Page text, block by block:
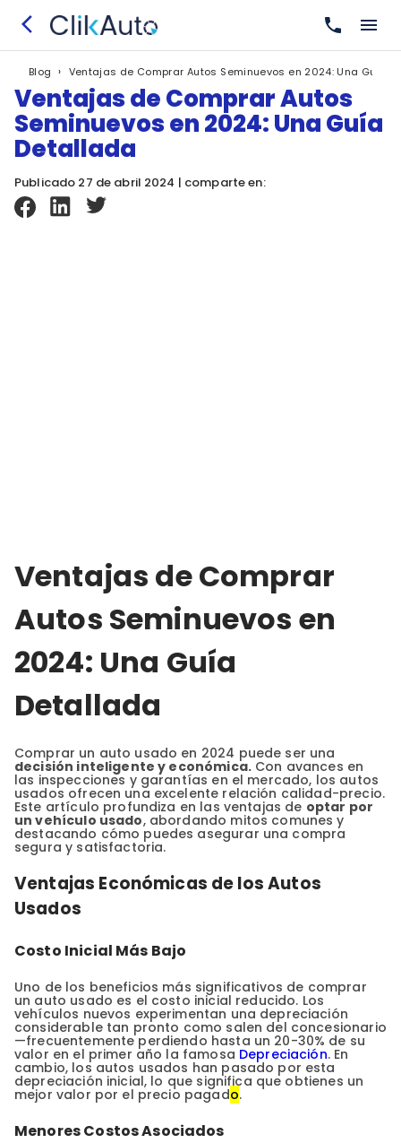
Blog › Ventajas de Comprar Autos Seminuevos en 2024: Una Guía
Ventajas de Comprar Autos
Seminuevos en 2024: Una Guía
Detallada
Publicado 27 de abril 2024 | comparte en:
Ventajas de Comprar
Autos Seminuevos en
2024: Una Guía
Detallada
Comprar un auto usado en 2024 puede ser una
decisión inteligente y económica.Con avances en
las inspecciones y garantías en el mercado, los autos
usados ofrecen una excelente relación calidad-precio.
Este artículo profundiza en las ventajas de optar por
un vehículo usado, abordando mitos comunes y
destacando cómo puedes asegurar una compra
segura y satisfactoria.
Ventajas Económicas de los Autos
Usados
Costo Inicial Más Bajo
Uno de los beneficios más significativos de comprar
un auto usado es el costo inicial reducido. Los
vehículos nuevos experimentan una depreciación
considerable tan pronto como salen del concesionario
—frecuentemente perdiendo hasta un 20-30% de su
valor en el primer año la famosa Depreciación. En
cambio, los autos usados han pasado por esta
depreciación inicial, lo que significa que obtienes un
mejor valor por el precio pagado.
Menores Costos Asociados